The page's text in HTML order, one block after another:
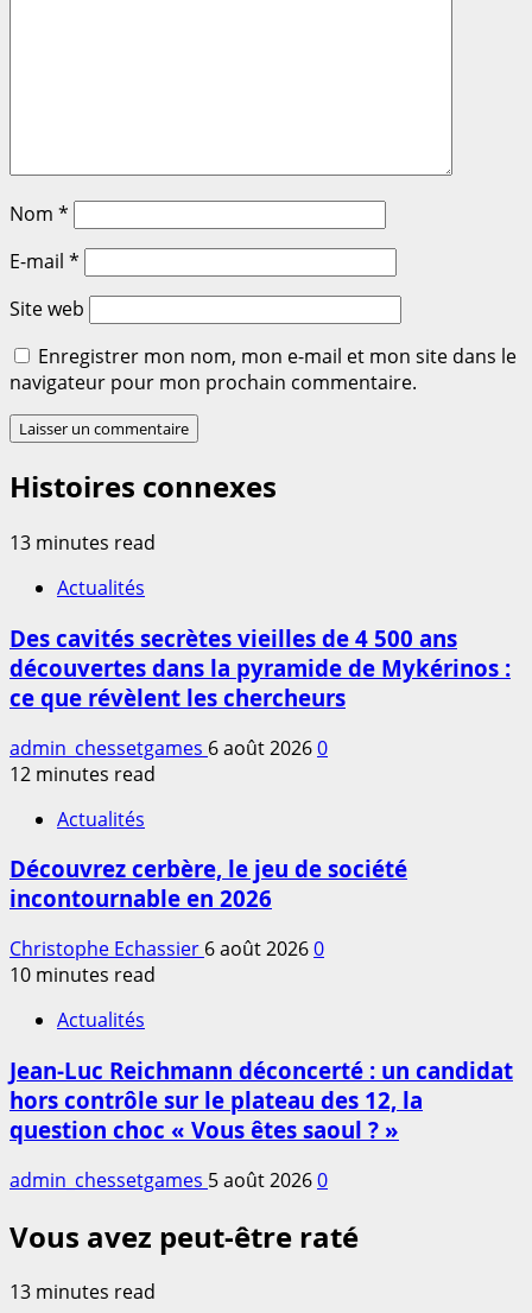
Nom *
E-mail *
Site web
Enregistrer mon nom, mon e-mail et mon site dans le
navigateur pour mon prochain commentaire.
Histoires connexes
13 minutes read
Actualités
Des cavités secrètes vieilles de 4 500 ans
découvertes dans la pyramide de Mykérinos :
ce que révèlent les chercheurs
admin_chessetgames 6 août 20260
12 minutes read
Actualités
Découvrez cerbère, le jeu de société
incontournable en 2026
Christophe Echassier 6 août 20260
10 minutes read
Actualités
Jean-Luc Reichmann déconcerté : un candidat
hors contrôle sur le plateau des 12, la
question choc « Vous êtes saoul ? »
admin_chessetgames 5 août 20260
Vous avez peut-être raté
13 minutes read